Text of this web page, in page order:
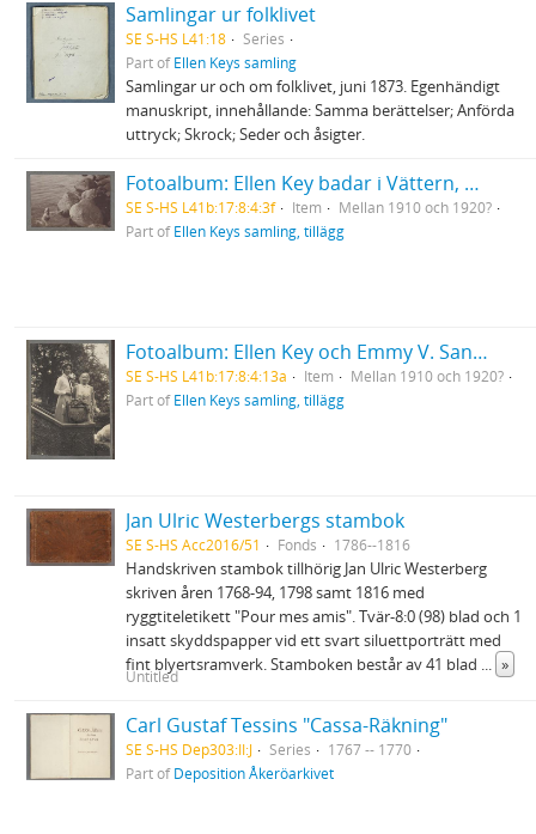
Samlingar ur folklivet
SE S-HS L41:18
Series
Part ofEllen Keys samling
Samlingar ur och om folklivet, juni 1873. Egenhändigt
manuskript, innehållande: Samma berättelser; Anförda
uttryck; Skrock; Seder och åsigter.
Fotoalbum: Ellen Key badar i Vättern, med vänster hand på sten
SE S-HS L41b:17:8:4:3f Item
Mellan 1910 och 1920?
Part ofEllen Keys samling, tillägg
Fotoalbum: Ellen Key och Emmy V. Sanders, ståendes i trappan till Strand
SE S-HS L41b:17:8:4:13a Item
Mellan 1910 och 1920?
Part ofEllen Keys samling, tillägg
Jan Ulric Westerbergs stambok
SE S-HS Acc2016/51 Fonds 1786--1816
Handskriven stambok tillhörig Jan Ulric Westerberg
skriven åren 1768-94, 1798 samt 1816 med
ryggtiteletikett "Pour mes amis". Tvär-8:0 (98) blad och 1
insatt skyddspapper vid ett svart siluettporträtt med
fint blyertsramverk. Stamboken består av 41 blad ... »
Untitled
Carl Gustaf Tessins "Cassa-Räkning"
SE S-HS Dep303:II:J Series
1767 -- 1770
Part ofDeposition Åkeröarkivet